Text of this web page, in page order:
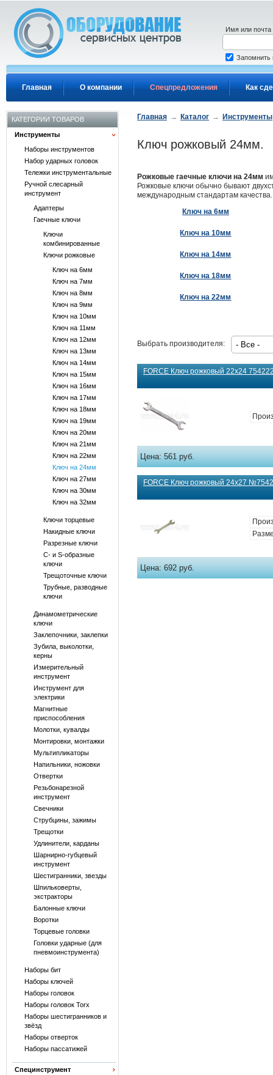
Главная О компании Спецпредложения Как
Имя или почта
Запомнить
КАТЕГОРИИ ТОВАРОВ
Инструменты
Наборы инструментов
Набор ударных головок
Тележки инструментальные
Ручной слесарный
инструмент
Адаптеры
Гаечные ключи
Ключи
комбинированные
Ключи рожковые
Ключ на 6мм
Ключ на 7мм
Ключ на 8мм
Ключ на 9мм
Ключ на 10мм
Ключ на 11мм
Ключ на 12мм
Ключ на 13мм
Ключ на 14мм
Ключ на 15мм
Ключ на 16мм
Ключ на 17мм
Ключ на 18мм
Ключ на 19мм
Ключ на 20мм
Ключ на 21мм
Ключ на 22мм
Ключ на 24мм
Ключ на 27мм
Ключ на 30мм
Ключ на 32мм
Ключи торцевые
Накидные ключи
Разрезные ключи
С- и S-образные
ключи
Трещоточные ключи
Трубные, разводные
ключи
Динамометрические
ключи
Заклепочники, заклепки
Зубила, выколотки,
керны
Измерительный
инструмент
Инструмент для
электрики
Магнитные
приспособления
Молотки, кувалды
Монтировки, монтажки
Мультипликаторы
Напильники, ножовки
Отвертки
Резьбонарезной
инструмент
Свечники
Струбцины, зажимы
Трещотки
Удлинители, карданы
Шарнирно-губцевый
инструмент
Шестигранники, звезды
Шпильковерты,
экстракторы
Балонные ключи
Воротки
Торцевые головки
Головки ударные (для
пневмоинструмента)
Наборы бит
Наборы ключей
Наборы головок
Наборы головок Torx
Наборы шестигранников и
звёзд
Наборы отверток
Наборы пассатижей
Специнструмент
Главная → Каталог → Инструменты
Ключ рожковый 24мм.
Рожковые гаечные ключи на 24мм
Рожковые ключи обычно бывают
международным стандартам качества.
Ключ на 6мм
Ключ на 10мм
Ключ на 14мм
Ключ на 18мм
Ключ на 22мм
Выбрать производителя:
FORCE Ключ рожковый 22х24
Цена:561 руб.
FORCE Ключ рожковый 24х27
Цена:692 руб.